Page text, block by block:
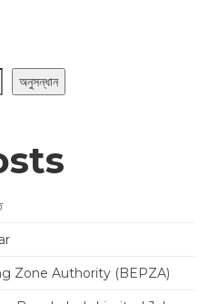
অনুসন্ধান
Zone Authority (BEPZA)